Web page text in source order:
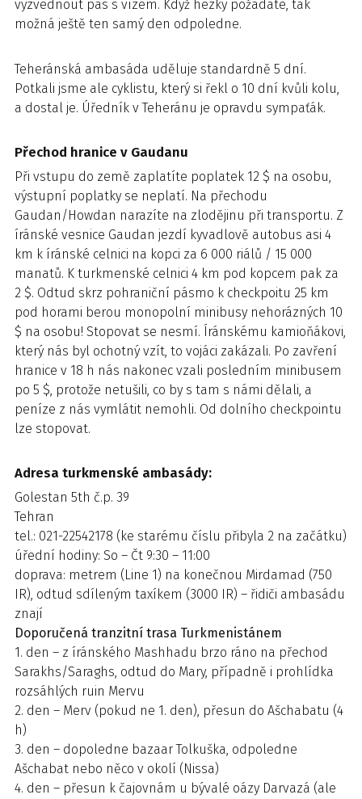
vyzvednout pas s vízem. Když hezky požádáte, tak
možná ještě ten samý den odpoledne.
Teheránská ambasáda uděluje standardně 5 dní.
Potkali jsme ale cyklistu, který si řekl o 10 dní kvůli kolu,
a dostal je. Úředník v Teheránu je opravdu sympaťák.
Přechod hranice v Gaudanu
Při vstupu do země zaplatíte poplatek 12 $ na osobu,
výstupní poplatky se neplatí. Na přechodu
Gaudan/Howdan narazíte na zlodějinu při transportu. Z
íránské vesnice Gaudan jezdí kyvadlově autobus asi 4
km k íránské celnici na kopci za 6 000 riálů / 15 000
manatů. K turkmenské celnici 4 km pod kopcem pak za
2 $. Odtud skrz pohraniční pásmo k checkpoitu 25 km
pod horami berou monopolní minibusy nehorázných 10
$ na osobu! Stopovat se nesmí. Íránskému kamioňákovi,
který nás byl ochotný vzít, to vojáci zakázali. Po zavření
hranice v 18 h nás nakonec vzali posledním minibusem
po 5 $, protože netušili, co by s tam s námi dělali, a
peníze z nás vymlátit nemohli. Od dolního checkpointu
lze stopovat.
Adresa turkmenské ambasády:
Golestan 5th č.p. 39
Tehran
tel.: 021-22542178 (ke starému číslu přibyla 2 na začátku)
úřední hodiny: So – Čt 9:30 – 11:00
doprava: metrem (Line 1) na konečnou Mirdamad (750
IR), odtud sdíleným taxíkem (3000 IR) – řidiči ambasádu
znají
Doporučená tranzitní trasa Turkmenistánem
1. den – z íránského Mashhadu brzo ráno na přechod
Sarakhs/Saraghs, odtud do Mary, případně i prohlídka
rozsáhlých ruin Mervu
2. den – Merv (pokud ne 1. den), přesun do Ašchabatu (4
h)
3. den – dopoledne bazaar Tolkuška, odpoledne
Ašchabat nebo něco v okolí (Nissa)
4. den – přesun k čajovnám u bývalé oázy Darvazá (ale